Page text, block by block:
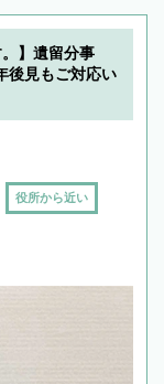
】遺留分事
後見もご対応い
役所から近い